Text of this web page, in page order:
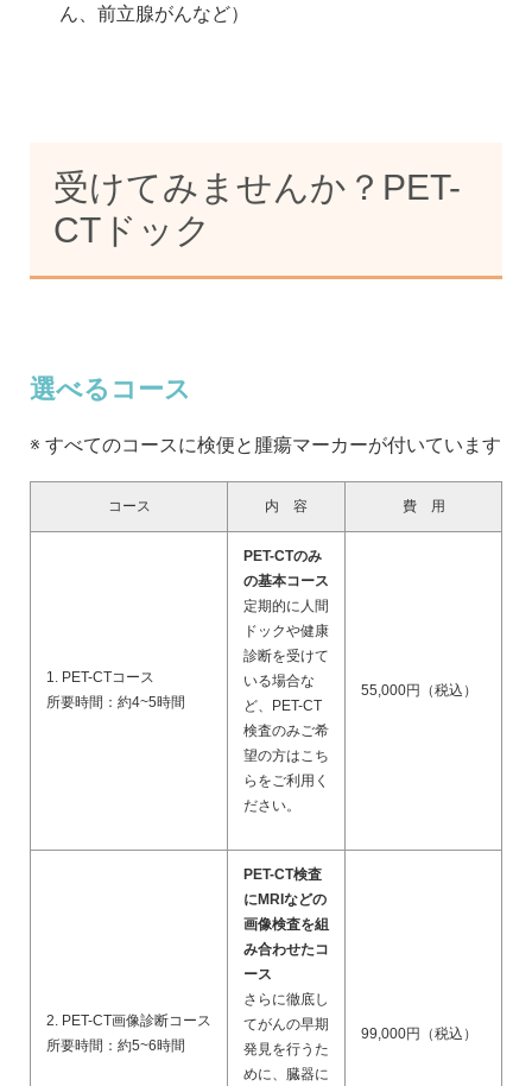
ん、前立腺がんなど）
受けてみませんか？PET-
CTドック
選べるコース
※ すべてのコースに検便と腫瘍マーカーが付いています
コース 内 容 費 用
1. PET-CTコース
所要時間：約4~5時間
PET-CTのみ
の基本コース
定期的に人間
ドックや健康
診断を受けて
いる場合な
ど、PET-CT
検査のみご希
望の方はこち
らをご利用く
ださい。
55,000円（税込）
2. PET-CT画像診断コース
所要時間：約5~6時間
PET-CT検査
にMRIなどの
画像検査を組
み合わせたコ
ース
さらに徹底し
てがんの早期
発見を行うた
めに、臓器に
99,000円（税込）